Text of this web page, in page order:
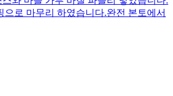
으로 마무리 하였습니다.완전 본토에서